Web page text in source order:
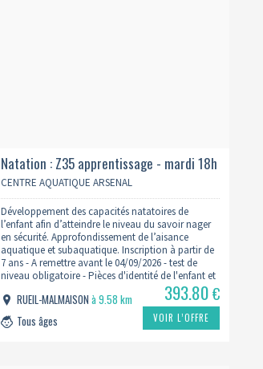
Natation : Z35 apprentissage - mardi 18h
2026/2027
CENTRE AQUATIQUE ARSENAL
Développement des capacités natatoires de
l’enfant afin d’atteindre le niveau du savoir nager
en sécurité. Approfondissement de l’aisance
aquatique et subaquatique. Inscription à partir de
7 ans - A remettre avant le 04/09/2026 - test de
niveau obligatoire - Pièces d'identité de l'enfant et
du Parent - Justificatif de domicile - Lien du
formulaire
: https://www.centreaquatiquearsenal.fr/inscription-
natation/
RUEIL-MALMAISONà 9.58 km
Tous âges
393.80€
VOIR L’OFFRE